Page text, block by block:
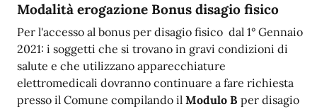
Modalità erogazione Bonus disagio fisico
Per l'accesso al bonus per disagio fisico dal 1° Gennaio
2021: i soggetti che si trovano in gravi condizioni di
salute e che utilizzano apparecchiature
elettromedicali dovranno continuare a fare richiesta
presso il Comune compilando il Modulo B per disagio